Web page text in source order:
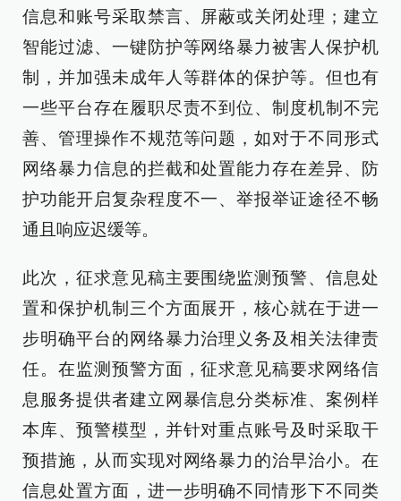
信息和账号采取禁言、屏蔽或关闭处理；建立
智能过滤、一键防护等网络暴力被害人保护机
制，并加强未成年人等群体的保护等。但也有
一些平台存在履职尽责不到位、制度机制不完
善、管理操作不规范等问题，如对于不同形式
网络暴力信息的拦截和处置能力存在差异、防
护功能开启复杂程度不一、举报举证途径不畅
通且响应迟缓等。
此次，征求意见稿主要围绕监测预警、信息处
置和保护机制三个方面展开，核心就在于进一
步明确平台的网络暴力治理义务及相关法律责
任。在监测预警方面，征求意见稿要求网络信
息服务提供者建立网暴信息分类标准、案例样
本库、预警模型，并针对重点账号及时采取干
预措施，从而实现对网络暴力的治早治小。在
信息处置方面，进一步明确不同情形下不同类